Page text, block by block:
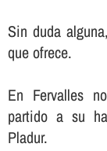
Sin duda
que ofrece.
En Fervalles
partido a su
Pladur.